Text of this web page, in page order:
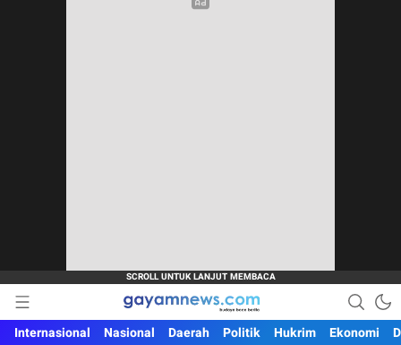
Gayamnews.com
Budaya Baca Berita
Internasional
Nasional Daerah Politik Hukrim Ekonomi